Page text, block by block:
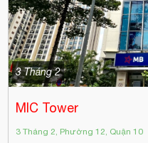
3 Tháng 2
MIC Tower
3 Tháng 2, Phường 12, Quận 10